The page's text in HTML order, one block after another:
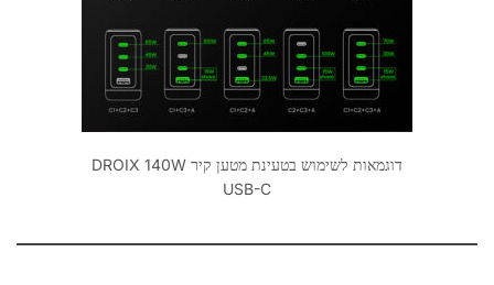
דוגמאות לשימוש בטעינת מטען קיר DROIX 140W
USB-C